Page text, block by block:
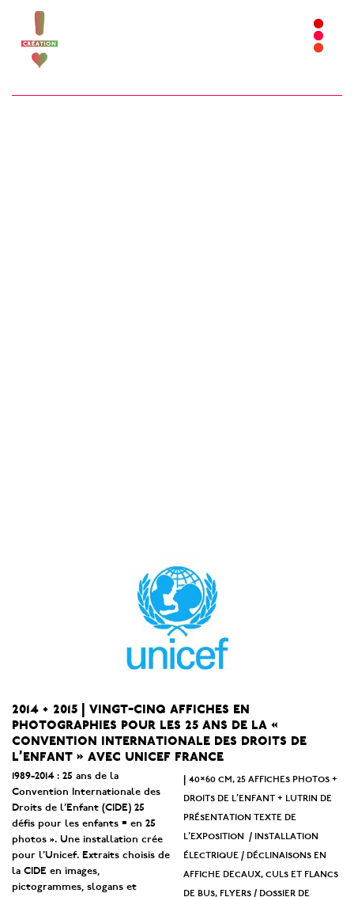
2014 • 2015 | vingt-cinq affiches en
photographies pour les 25 ans de la «
convention internationale des droits de
l’enfant » avec unicef france
1989-2014 : 25 ans de la
Convention Internationale des
Droits de l’Enfant (CIDE) 25
défis pour les enfants = en 25
photos ». Une installation crée
pour l’Unicef. Extraits choisis de
la CIDE en images,
pictogrammes, slogans et
|40×60 cm, 25 affiches photos +
droits de l’enfant + lutrin de
présentation texte de
l’exposition / installation
électrique / déclinaisons en
affiche decaux, culs et flancs
de bus, flyers / dossier de